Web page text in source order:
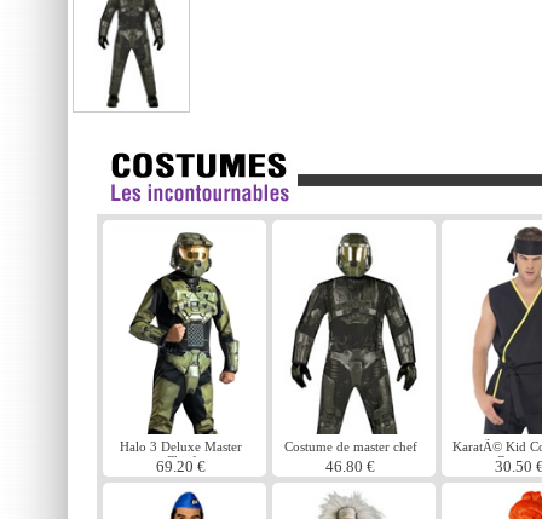
Halo 3 Deluxe Master
Chief
69.20 €
Costume de master chef
46.80 €
KaratÃ© Kid
30.50